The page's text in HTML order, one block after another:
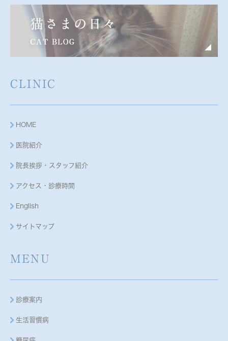
CLINIC
HOME
医院紹介
院長挨拶・スタッフ紹介
アクセス・診療時間
English
サイトマップ
MENU
診療案内
生活習慣病